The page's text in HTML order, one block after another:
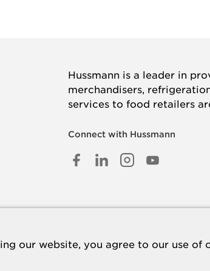
our website, you agree to our use of
Hussmann is a leader in
merchandisers,
services to food retailers
Connect with Hussmann
FACEBOOK
LINKED
INSTAGRAM